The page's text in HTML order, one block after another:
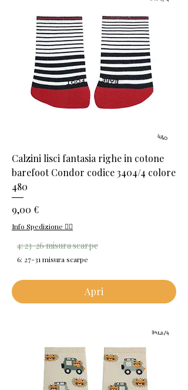
Calzini lisci fantasia righe in cotone
barefoot Condor codice 3404/4 colore
480
Prezzo
9,00 €
Info Spedizione 👈🏻
4: 23-26 misura scarpe
6: 27-31 misura scarpe
Apri